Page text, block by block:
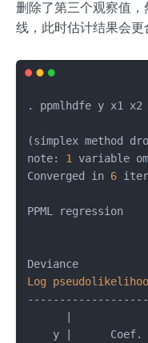
删除了第三个观察值，
线，此时估计结果会更
. ppmlhdfe y x1 x2
(simplex method
note: 1
variable
Converged in 6
PPML
Deviance
Log
|
y |      Coef.